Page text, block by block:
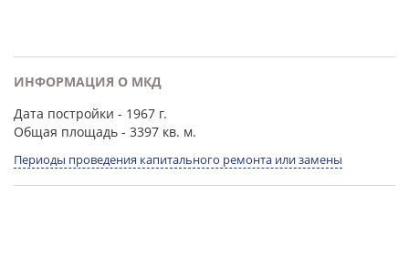
ИНФОРМАЦИЯ О МКД
Дата постройки - 1967 г.
Общая площадь - 3397 кв. м.
Периоды проведения капитального ремонта или замены